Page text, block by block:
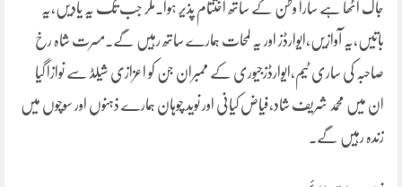
جاگ اُٹھا ہے سارا وطن کے ساتھ اختتام پذیر ہوا۔مگر جب تک یہ یادیں،یہ
باتیں،یہ آوازیں،ایوارڈز اور یہ لمحات ہمارے ساتھ رہیں گے۔مسرت شاہ رخ
صاحبہ کی ساری ٹیم،ایوارڈزجیوری کے ممبران جن کو اعزازی شیلڈ سے نوازا گیا
ان میں محمد شریف شاد،فیاض کیانی اور نوید چوہان ہمارے ذہنوں اور سوچوں میں
زندہ رہیں گے۔